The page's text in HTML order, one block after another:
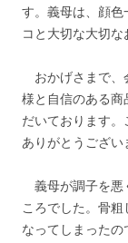
す。義母は、顔色
コと大切な大切な
おかげさまで、
様と自信のある商
だいております
ありがとうござい
義母が調子を悪
ころでした。骨粗
なってしまった